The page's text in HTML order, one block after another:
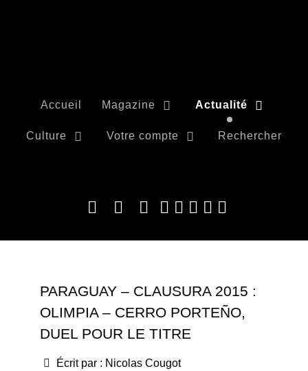
Accueil Magazine Actualité
Culture Votre compte Rechercher
PARAGUAY – CLAUSURA 2015 :
OLIMPIA – CERRO PORTEÑO,
DUEL POUR LE TITRE
Écrit par : Nicolas Cougot